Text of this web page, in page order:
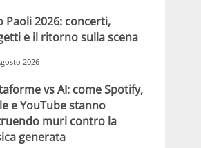
Paoli 2026: concerti,
e il ritorno sulla scena
2026
vs AI: come Spotify,
e YouTube stanno
muri contro la
generata